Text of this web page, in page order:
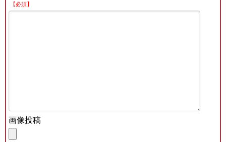
【必須】
画像投稿